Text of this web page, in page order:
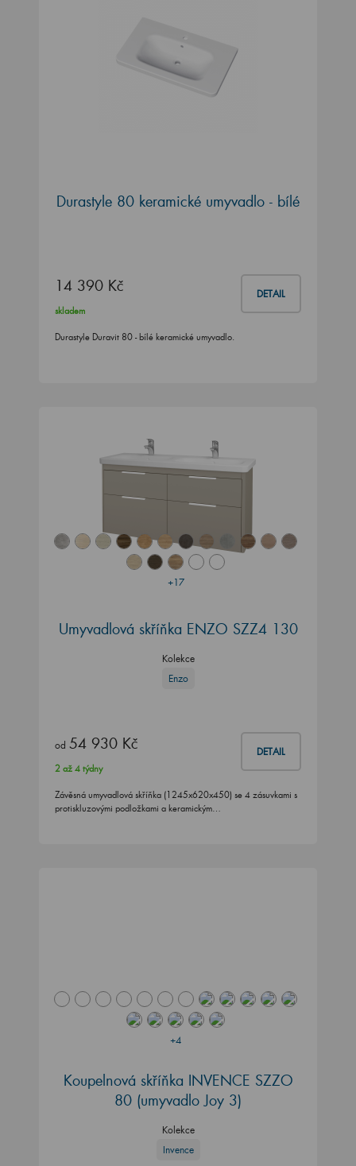
Durastyle 80 keramické umyvadlo - bílé
14 390 Kč DETAIL
skladem
Durastyle Duravit 80 - bílé keramické umyvadlo.
+17
Umyvadlová skříňka ENZO SZZ4 130
Kolekce
Enzo
od 54 930 Kč DETAIL
2 až 4 týdny
Závěsná umyvadlová skříňka (1245x620x450) se 4 zásuvkami s
protiskluzovými podložkami a keramickým…
+4
Koupelnová skříňka INVENCE SZZO
80 (umyvadlo Joy 3)
Kolekce
Invence